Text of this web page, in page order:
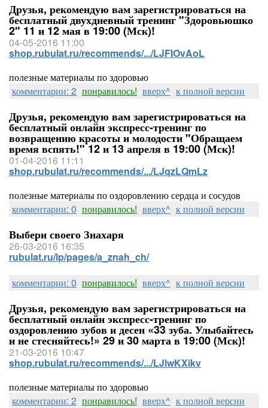
Друзья, рекомендую вам зарегистрироваться на
бесплатный двухдневный тренинг "Здоровьюшко
2" 11 и 12 мая в 19:00 (Мск)!
04-05-2016 11:00
shop.rubulat.ru/recommends/.../LJFIOvAoL
полезные материалы по здоровью
комментарии: 2 понравилось! вверх^ к полной версии
Друзья, рекомендую вам зарегистрироваться на
бесплатный онлайн экспресс-тренинг по
возвращению красоты и молодости "Обращаем
время вспять!" 12 и 13 апреля в 19:00 (Мск)!
01-04-2016 11:11
shop.rubulat.ru/recommends/.../LJqzLQmLz
полезные материалы по оздоровлению сердца и сосудов
комментарии: 0 понравилось! вверх^ к полной версии
Выбери своего Знахаря
26-03-2016 16:35
rubulat.ru/lp/pages/a_znah_ch/
комментарии: 0 понравилось! вверх^ к полной версии
Друзья, рекомендую вам зарегистрироваться на
бесплатный онлайн экспресс-тренинг по
оздоровлению зубов и десен «33 зуба. Улыбайтесь
и не стесняйтесь!» 29 и 30 марта в 19:00 (Мск)!
21-03-2016 10:47
shop.rubulat.ru/recommends/.../LJlwKXikv
полезные материалы по здоровью
комментарии: 2 понравилось! вверх^ к полной версии